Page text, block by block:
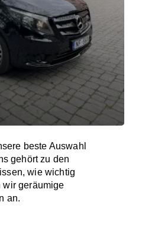
beste Auswahl
gehört zu den
wie wichtig
wir geräumige
an.